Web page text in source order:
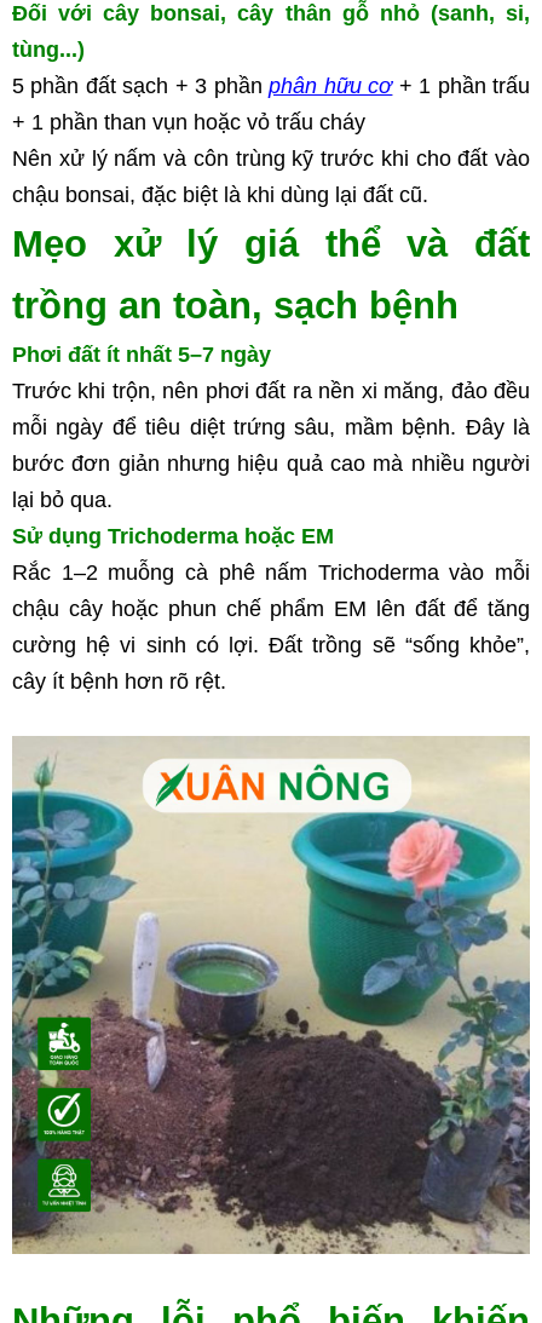
Đối với cây bonsai, cây thân gỗ nhỏ (sanh, si,
tùng...)
5 phần đất sạch + 3 phần phân hữu cơ + 1 phần trấu
+ 1 phần than vụn hoặc vỏ trấu cháy
Nên xử lý nấm và côn trùng kỹ trước khi cho đất vào
chậu bonsai, đặc biệt là khi dùng lại đất cũ.
Mẹo xử lý giá thể và đất
trồng an toàn, sạch bệnh
Phơi đất ít nhất 5–7 ngày
Trước khi trộn, nên phơi đất ra nền xi măng, đảo đều
mỗi ngày để tiêu diệt trứng sâu, mầm bệnh. Đây là
bước đơn giản nhưng hiệu quả cao mà nhiều người
lại bỏ qua.
Sử dụng Trichoderma hoặc EM
Rắc 1–2 muỗng cà phê nấm Trichoderma vào mỗi
chậu cây hoặc phun chế phẩm EM lên đất để tăng
cường hệ vi sinh có lợi. Đất trồng sẽ “sống khỏe”,
cây ít bệnh hơn rõ rệt.